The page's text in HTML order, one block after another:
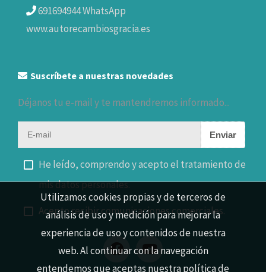
691694944 WhatsApp
www.autorecambiosgracia.es
Suscríbete a nuestras novedades
Déjanos tu e-mail y te mantendremos informado...
Enviar
He leído, comprendo y acepto el tratamiento de
mis datos personales.
Acepto recibir comunicaciones comerciales.
Utilizamos cookies propias y de terceros de
análisis de uso y medición para mejorar la
experiencia de uso y contenidos de nuestra
web. Al continuar con la navegación
entendemos que aceptas nuestra política de